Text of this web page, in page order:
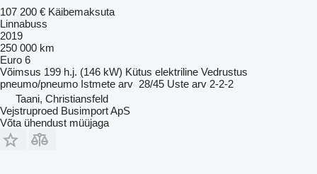
107 200 € Käibemaksuta
Linnabuss
2019
250 000 km
Euro 6
Võimsus 199 h.j. (146 kW) Kütus elektriline Vedrustus
pneumo/pneumo Istmete arv 28/45 Uste arv 2-2-2
Taani, Christiansfeld
Vejstruproed Busimport ApS
Võta ühendust müüjaga